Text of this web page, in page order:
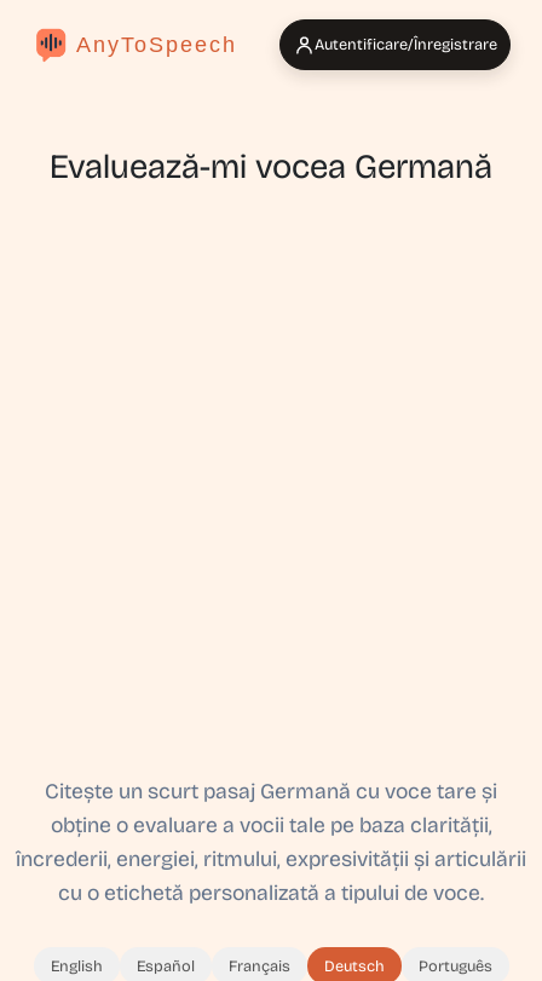
AnyToSpeech Autentificare/Înregistrare
Evaluează-mi vocea Germană
Citește un scurt pasaj Germană cu voce tare și
obține o evaluare a vocii tale pe baza clarității,
încrederii, energiei, ritmului, expresivității și articulării
cu o etichetă personalizată a tipului de voce.
English Español Français Deutsch Português